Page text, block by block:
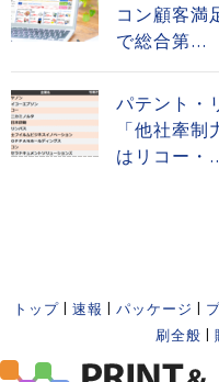
コン顧客満
で総合第...
パテント・
「他社牽
はリコー・
トップ 速報 パッケージ
刷全般